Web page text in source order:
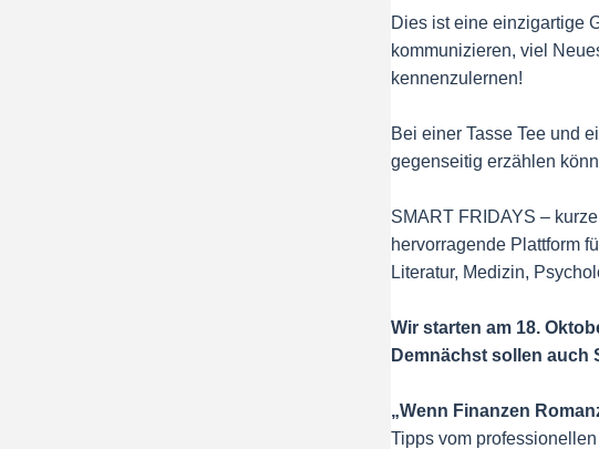
Dies ist eine einzigartige
kommunizieren, viel
kennenzulernen!
Bei einer Tasse Tee und
gegenseitig erzählen
SMART FRIDAYS –
hervorragende Plattform
Literatur, Medizin,
Wir starten am 18.
Demnächst sollen auch
„Wenn Finanzen
Tipps vom